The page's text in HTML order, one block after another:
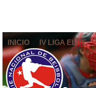
INICIO IV LIGA ELITE